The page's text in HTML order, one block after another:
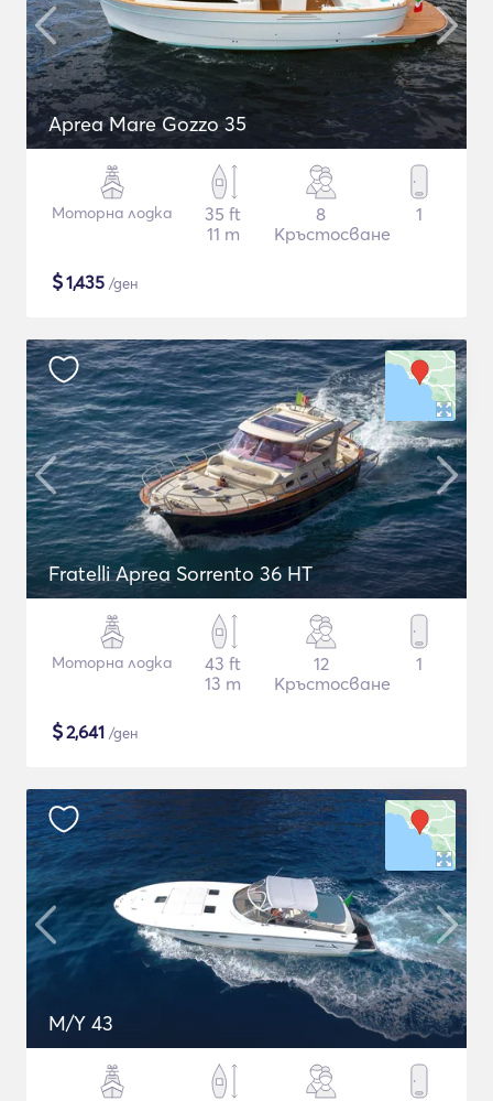
Aprea Mare Gozzo 35
Моторна лодка
35 ft
11 m
8
Кръстосване
1
$1,435 /ден
Fratelli Aprea Sorrento 36 HT
Моторна лодка
43 ft
13 m
12
Кръстосване
1
$2,641 /ден
M/Y 43